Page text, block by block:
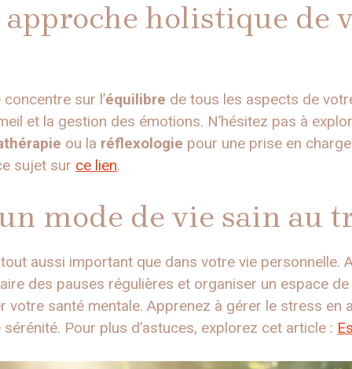
holistique de
sur l’équilibre de tous les aspects de
et la gestion des émotions. N’hésitez pas à
ou la réflexologie pour une prise en
sujet sur ce lien.
mode de vie sain au
aussi important que dans votre vie personnelle.
des pauses régulières et organiser un espace
votre santé mentale. Apprenez à gérer le stress en
Pour plus d’astuces, explorez cet article :